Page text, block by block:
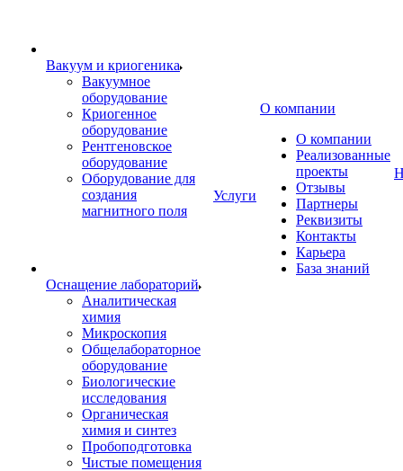
Вакуум и криогеника
Вакуумное
оборудование
Криогенное
оборудование
Рентгеновское
оборудование
Оборудование для
создания
магнитного поля
Оснащение лабораторий
Аналитическая
химия
Микроскопия
Общелабораторное
оборудование
Биологические
исследования
Органическая
химия и синтез
Пробоподготовка
Чистые помещения
Услуги
О компании
О компании
Реализованные
проекты
Отзывы
Партнеры
Реквизиты
Контакты
Карьера
База знаний